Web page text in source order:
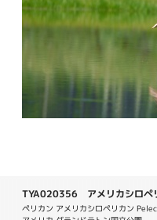
TYA020356 アメリカシロペ
erythrorhynchos
ペリカン アメリカシロペリカン